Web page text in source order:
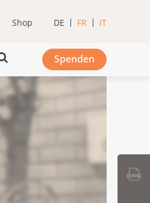
Shop DE FR IT
Spenden